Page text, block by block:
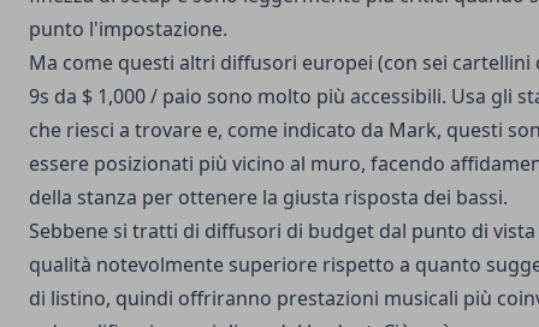
punto l'impostazione.
Ma come questi altri diffusori europei (con sei cartellini
9s da $ 1,000 / paio sono molto più accessibili. Usa gli
che riesci a trovare e, come indicato da Mark, questi
essere posizionati più vicino al muro, facendo
della stanza per ottenere la giusta risposta dei bassi.
Sebbene si tratti di diffusori di budget dal punto di
qualità notevolmente superiore rispetto a quanto
di listino, quindi offriranno prestazioni musicali più